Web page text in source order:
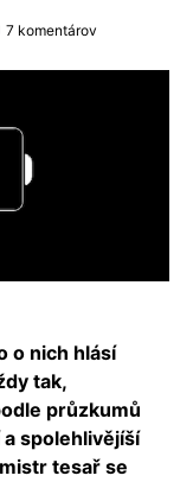
7 komentárov
o nich hlásí
tak,
průzkumů
spolehlivějíší
tesař se